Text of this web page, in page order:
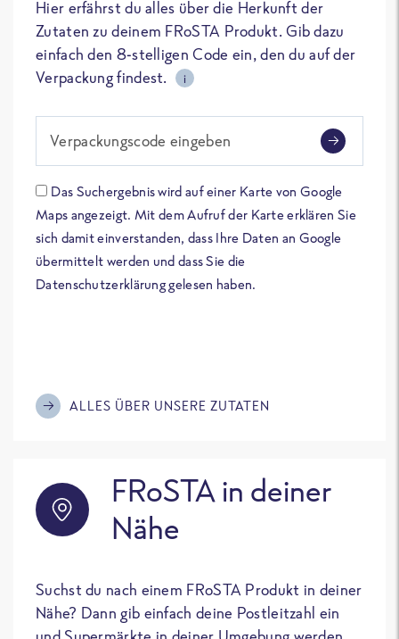
Hier erfährst du alles über die Herkunft der
Zutaten zu deinem FRoSTA Produkt. Gib dazu
einfach den 8-stelligen Code ein, den du auf der
Verpackung findest.
i
Verpackungscode eingeben
Das Suchergebnis wird auf einer Karte von Google
Maps angezeigt. Mit dem Aufruf der Karte erklären Sie
sich damit einverstanden, dass Ihre Daten an Google
übermittelt werden und dass Sie die
Datenschutzerklärung gelesen haben.
ALLES ÜBER UNSERE ZUTATEN
FRoSTA in deiner
Nähe
Suchst du nach einem FRoSTA Produkt in deiner
Nähe? Dann gib einfach deine Postleitzahl ein